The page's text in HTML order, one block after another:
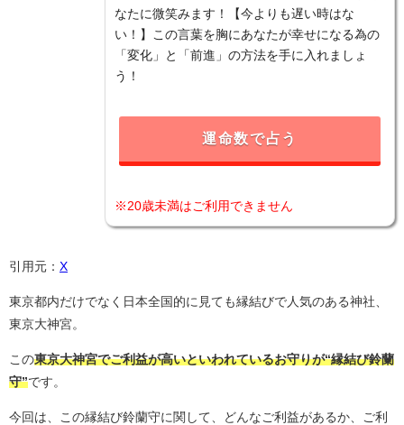
なたに微笑みます！【今よりも遅い時はな
い！】この言葉を胸にあなたが幸せになる為の
「変化」と「前進」の方法を手に入れましょ
う！
運命数で占う
※20歳未満はご利用できません
引用元： X
東京都内だけでなく日本全国的に見ても縁結びで人気のある神社、
東京大神宮。
この東京大神宮でご利益が高いといわれているお守りが“縁結び鈴蘭
守”です。
今回は、この縁結び鈴蘭守に関して、どんなご利益があるか、ご利